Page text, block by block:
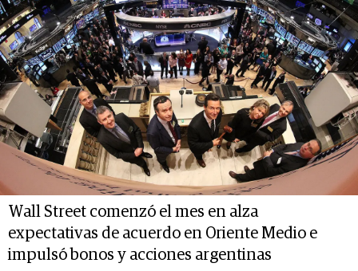
Wall Street comenzó el mes en alza
expectativas de acuerdo en Oriente Medio e
impulsó bonos y acciones argentinas